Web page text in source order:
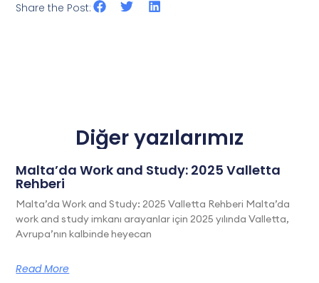
Share the Post:
Diğer yazılarımız
Malta’da Work and Study: 2025 Valletta
Rehberi
Malta’da Work and Study: 2025 Valletta Rehberi Malta’da
work and study imkanı arayanlar için 2025 yılında Valletta,
Avrupa’nın kalbinde heyecan
Read More